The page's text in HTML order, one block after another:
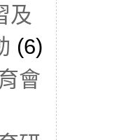
及
(6)
會